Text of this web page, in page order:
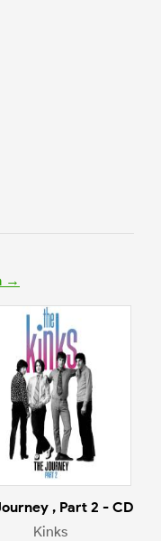
→
, Part 2 - CD
Kinks